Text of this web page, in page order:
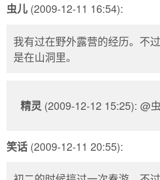
虫儿 (2009-12-11 16:54):
我有过在野外露营的经历。不
是在山洞里。
精灵 (2009-12-12 15:25): @
笑话 (2009-12-11 20:55):